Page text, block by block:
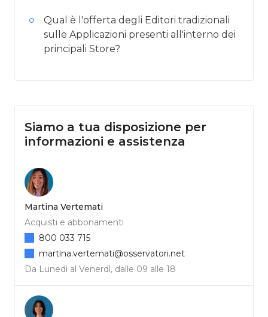
Qual è l'offerta degli Editori tradizionali
sulle Applicazioni presenti all'interno dei
principali Store?
Siamo a tua disposizione per
informazioni e assistenza
Martina Vertemati
Acquisti e abbonamenti
Da Lunedì al Venerdì, dalle 09 alle 18
800 033 715
martina.vertemati@osservatori.net